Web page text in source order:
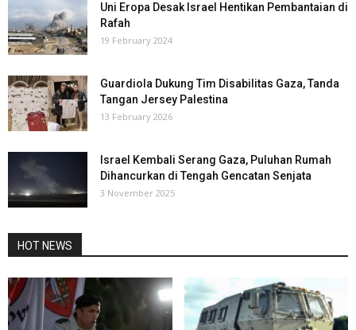
Uni Eropa Desak Israel Hentikan Pembantaian di
Rafah
19 February 2024
Guardiola Dukung Tim Disabilitas Gaza, Tanda
Tangan Jersey Palestina
13 February 2026
Israel Kembali Serang Gaza, Puluhan Rumah
Dihancurkan di Tengah Gencatan Senjata
3 November 2025
HOT NEWS